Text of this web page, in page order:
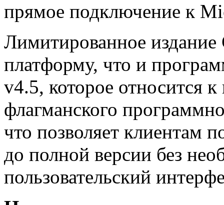
прямое подключение к
Лимитированное издание
платформу, что и
v4.5, которое относится
флагманского
что позволяет клиентам
до полной версии без
пользовательский